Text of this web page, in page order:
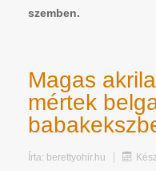
szemben.
Magas
mértek
Írta: berettyohir.hu